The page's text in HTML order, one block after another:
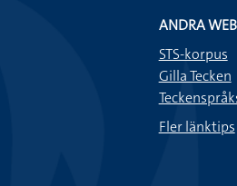
ANDRA
STS-korpus
Gilla Tecken
Fler länktips